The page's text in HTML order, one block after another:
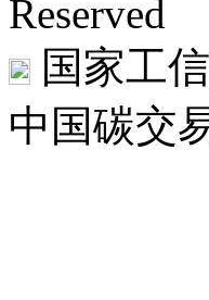
Reserved
国家工
中国碳交